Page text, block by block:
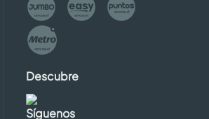
Descubre
Síguenos